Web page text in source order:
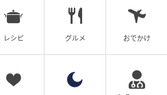
らっと羽織る」スタイリン
レシピ グルメ おでかけ